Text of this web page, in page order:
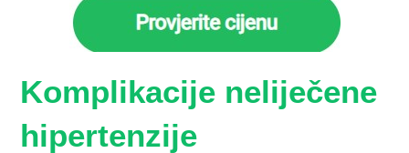
Komplikacije neliječene
hipertenzije